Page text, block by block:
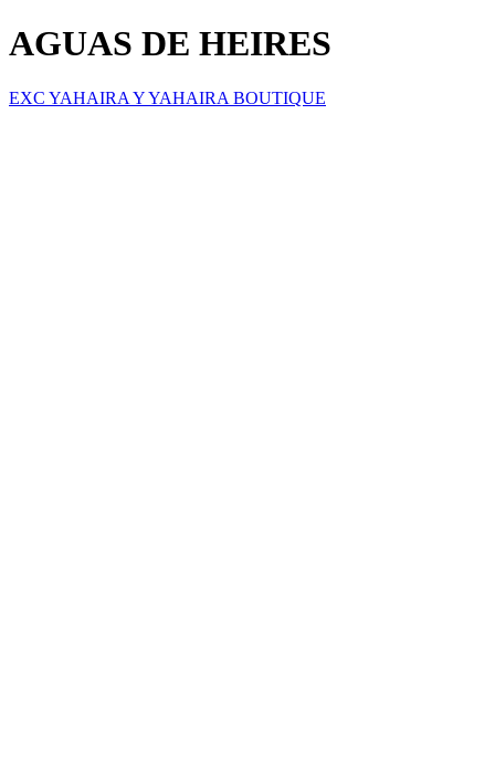
AGUAS DE HEIRES
EXC YAHAIRA Y YAHAIRA BOUTIQUE